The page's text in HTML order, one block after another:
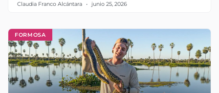
Claudia Franco Alcántara junio 25, 2026
FORMOSA